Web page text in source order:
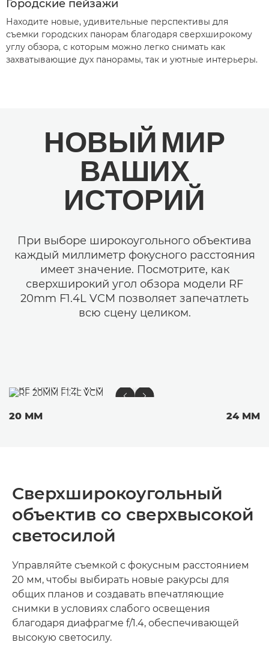
Городские пейзажи
Находите новые, удивительные перспективы для
съемки городских панорам благодаря сверхширокому
углу обзора, с которым можно легко снимать как
захватывающие дух панорамы, так и уютные интерьеры.
НОВЫЙ МИР
ВАШИХ
ИСТОРИЙ
При выборе широкоугольного объектива
каждый миллиметр фокусного расстояния
имеет значение. Посмотрите, как
сверхширокий угол обзора модели RF
20mm F1.4L VCM позволяет запечатлеть
всю сцену целиком.
20 ММ 24 ММ
Сверхширокоугольный
объектив со сверхвысокой
светосилой
Управляйте съемкой с фокусным расстоянием
20 мм, чтобы выбирать новые ракурсы для
общих планов и создавать впечатляющие
снимки в условиях слабого освещения
благодаря диафрагме f/1.4, обеспечивающей
высокую светосилу.